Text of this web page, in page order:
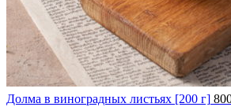
Долма в виноградных листьях [200 г]